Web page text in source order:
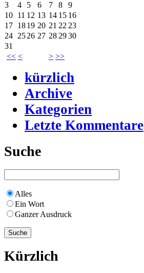
<< < > >>
3
4 5 6 7 8
9
10 11 12 13 14 15 16
17 1819 20 21 22 23
24 2526 27 28 2930
31
kürzlich
Archive
Kategorien
Letzte Kommentare
Suche
Alles
Ein Wort
Ganzer Ausdruck
Kürzlich